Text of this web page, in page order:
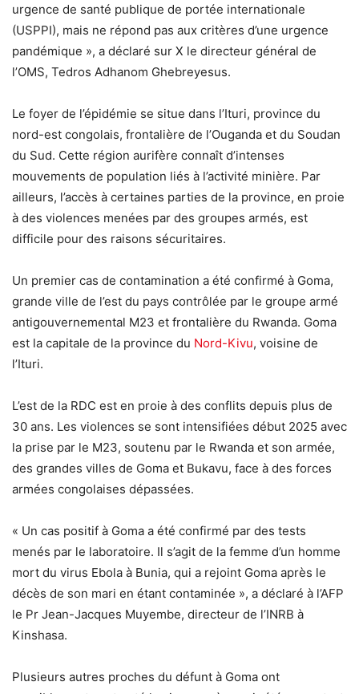
urgence de santé publique de portée internationale
(USPPI), mais ne répond pas aux critères d’une urgence
pandémique », a déclaré sur X le directeur général de
l’OMS, Tedros Adhanom Ghebreyesus.
Le foyer de l’épidémie se situe dans l’Ituri, province du
nord-est congolais, frontalière de l’Ouganda et du Soudan
du Sud. Cette région aurifère connaît d’intenses
mouvements de population liés à l’activité minière. Par
ailleurs, l’accès à certaines parties de la province, en proie
à des violences menées par des groupes armés, est
difficile pour des raisons sécuritaires.
Un premier cas de contamination a été confirmé à Goma,
grande ville de l’est du pays contrôlée par le groupe armé
antigouvernemental M23 et frontalière du Rwanda. Goma
est la capitale de la province du Nord-Kivu, voisine de
l’Ituri.
L’est de la RDC est en proie à des conflits depuis plus de
30 ans. Les violences se sont intensifiées début 2025 avec
la prise par le M23, soutenu par le Rwanda et son armée,
des grandes villes de Goma et Bukavu, face à des forces
armées congolaises dépassées.
« Un cas positif à Goma a été confirmé par des tests
menés par le laboratoire. Il s’agit de la femme d’un homme
mort du virus Ebola à Bunia, qui a rejoint Goma après le
décès de son mari en étant contaminée », a déclaré à l’AFP
le Pr Jean-Jacques Muyembe, directeur de l’INRB à
Kinshasa.
Plusieurs autres proches du défunt à Goma ont